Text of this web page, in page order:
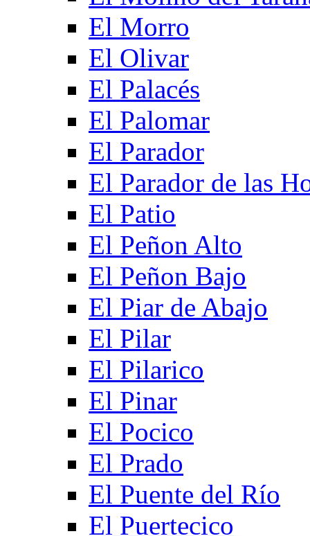
El Morro
El Olivar
El Palacés
El Palomar
El Parador
El Parador de las
El Patio
El Peñon Alto
El Peñon Bajo
El Piar de Abajo
El Pilar
El Pilarico
El Pinar
El Pocico
El Prado
El Puente del Río
El Puertecico